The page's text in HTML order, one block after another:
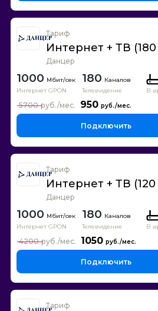
Тариф
Интернет + ТВ
Данцер
1000
Интернет GPON
180 Каналов
Телевидение
В
950
5700
Подключить
Тариф
Интернет + ТВ
Данцер
1000
Интернет GPON
180 Каналов
Телевидение
В
1050
4200
Подключить
Тариф